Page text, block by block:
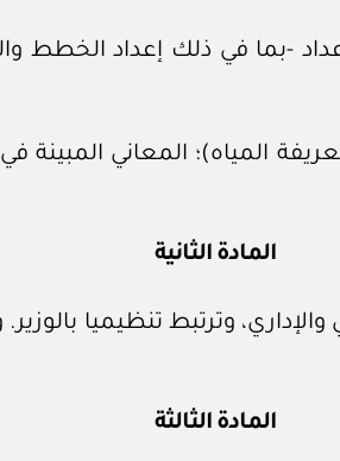
-بما في ذلك إعداد الخطط
المياه)؛ المعاني المبينة
المادة الثانية
والإداري، وترتبط تنظيميا
المادة الثالثة